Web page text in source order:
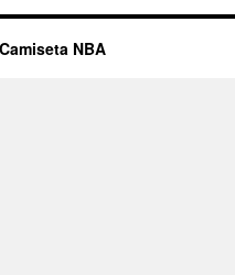
NBA